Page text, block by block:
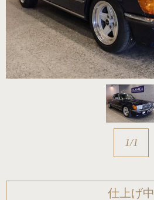
1/1
仕上げ中